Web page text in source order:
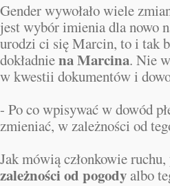
Gender wywołało wiele
jest wybór imienia dla nowo
urodzi ci się Marcin, to i tak
dokładniena Marcina. Nie
w kwestii dokumentów i
- Po co wpisywać w dowód
zmieniać, w zależności od
Jak mówią członkowie ruchu,
zależności od pogody albo